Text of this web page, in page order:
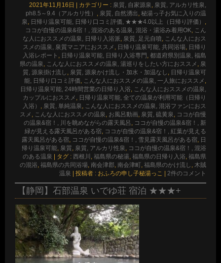
2021年11月16日 | カテゴリー : 泉質, 自家源泉 泉質, アルカリ性泉,
ph8.5～9.4（アルカリ性）
泉質, 自然湧出 秘湯っ子お気に入りの温
泉
日帰り温泉可能, 日帰り口コミ評価, ★★★4.0以上（日帰り評価）
ココが自慢の温泉&宿！, 混浴のある温泉, 混浴・湯浴み着用OK
こん
な人におススメの温泉, 日帰り入浴派 泉質, 足元自噴
こんな人におス
スメの温泉, 泉質マニアにおススメ
日帰り温泉可能, 共同浴場 日帰り
入浴レポート
日帰り温泉可能, 日帰り入浴専門 都道府県別温泉, 福島
県の温泉
こんな人におススメの温泉, 湯巡りをしたい方におススメ
泉
質, 源泉掛け流し
泉質, 源泉かけ流し・加水・加温なし
日帰り温泉可
能, 日帰り口コミ評価
こんな人におススメの温泉, 一人旅におススメ
日帰り温泉可能, 24時間営業の日帰り入浴
こんな人におススメの温泉,
カップルにおススメ
日帰り温泉可能, 全ての温泉が利用可能（日帰り
入浴）
泉質, 単純温泉
こんな人におススメの温泉, 混浴ファンにおス
スメ
こんな人におススメの温泉 お風呂動画 泉質, 硫黄泉
ココが自慢
の温泉&宿！, 川を眺めながらの露天風呂
ココが自慢の温泉&宿！, 新
緑が見える露天風呂がある宿 ココが自慢の温泉&宿！, 紅葉が見える
露天風呂がある宿 ココが自慢の温泉&宿！, 雪見露天風呂がある宿 日
帰り温泉可能 泉質 泉質, アルカリ性泉
ココが自慢の温泉&宿！, 混浴
のある温泉 | タグ : 西根川 福島県の秘湯 福島県の日帰り入浴 福島県
の混浴 福島県の共同浴場 南会津郡 南会津町 福島県のかけ流し
木賊
温泉 | 投稿者 : おふろの申し子秘湯っこ | 2件のコメント
【静岡】石部温泉 いでゆ荘 宿泊 ★★★+